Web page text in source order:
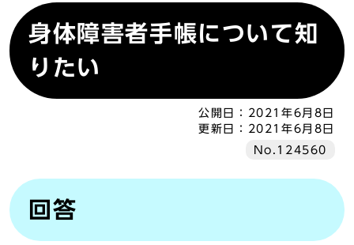
身体障害者手帳について知
りたい
公開日：
2021年6月8日
更新日：
2021年6月8日
No.124560
回答